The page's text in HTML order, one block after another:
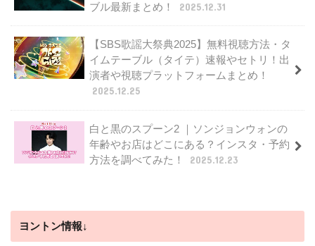
ブル最新まとめ！
2025.12.31
【SBS歌謡大祭典2025】無料視聴方法・タ
イムテーブル（タイテ）速報やセトリ！出
演者や視聴プラットフォームまとめ！
2025.12.25
白と黒のスプーン2 ｜ソンジョンウォンの
年齢やお店はどこにある？インスタ・予約
方法を調べてみた！
2025.12.23
ヨントン情報↓